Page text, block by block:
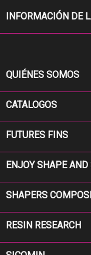
INFORMACIÓN DE
QUIÉNES SOMOS
CATALOGOS
FUTURES FINS
ENJOY SHAPE AND
SHAPERS
RESIN RESEARCH